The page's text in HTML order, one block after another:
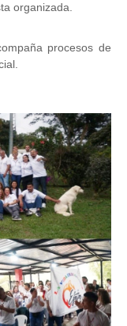
organizada.
procesos de